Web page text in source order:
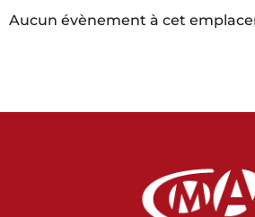
Aucun évènement à cet